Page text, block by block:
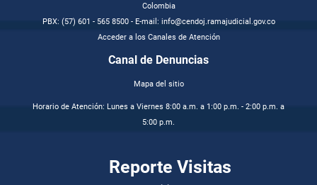
Colombia
PBX: (57) 601 - 565 8500 - E-mail: info@cendoj.ramajudicial.gov.co
Acceder a los Canales de Atención
Canal de Denuncias
Mapa del sitio
Horario de Atención: Lunes a Viernes 8:00 a.m. a 1:00 p.m. - 2:00 p.m. a
5:00 p.m.
Reporte Visitas